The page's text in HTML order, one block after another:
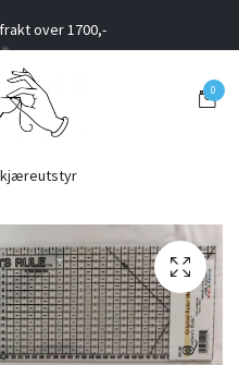
over 1700,-
0